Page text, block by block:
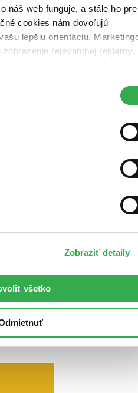
náš web funguje, a stále ho pre
cookies nám dovoľujú
lepšiu orientáciu.
relevantnej reklamy.
Zobraziť detaily
všetko
všetko pre to, aby sme vašu
a o jej ceste vás budeme včas